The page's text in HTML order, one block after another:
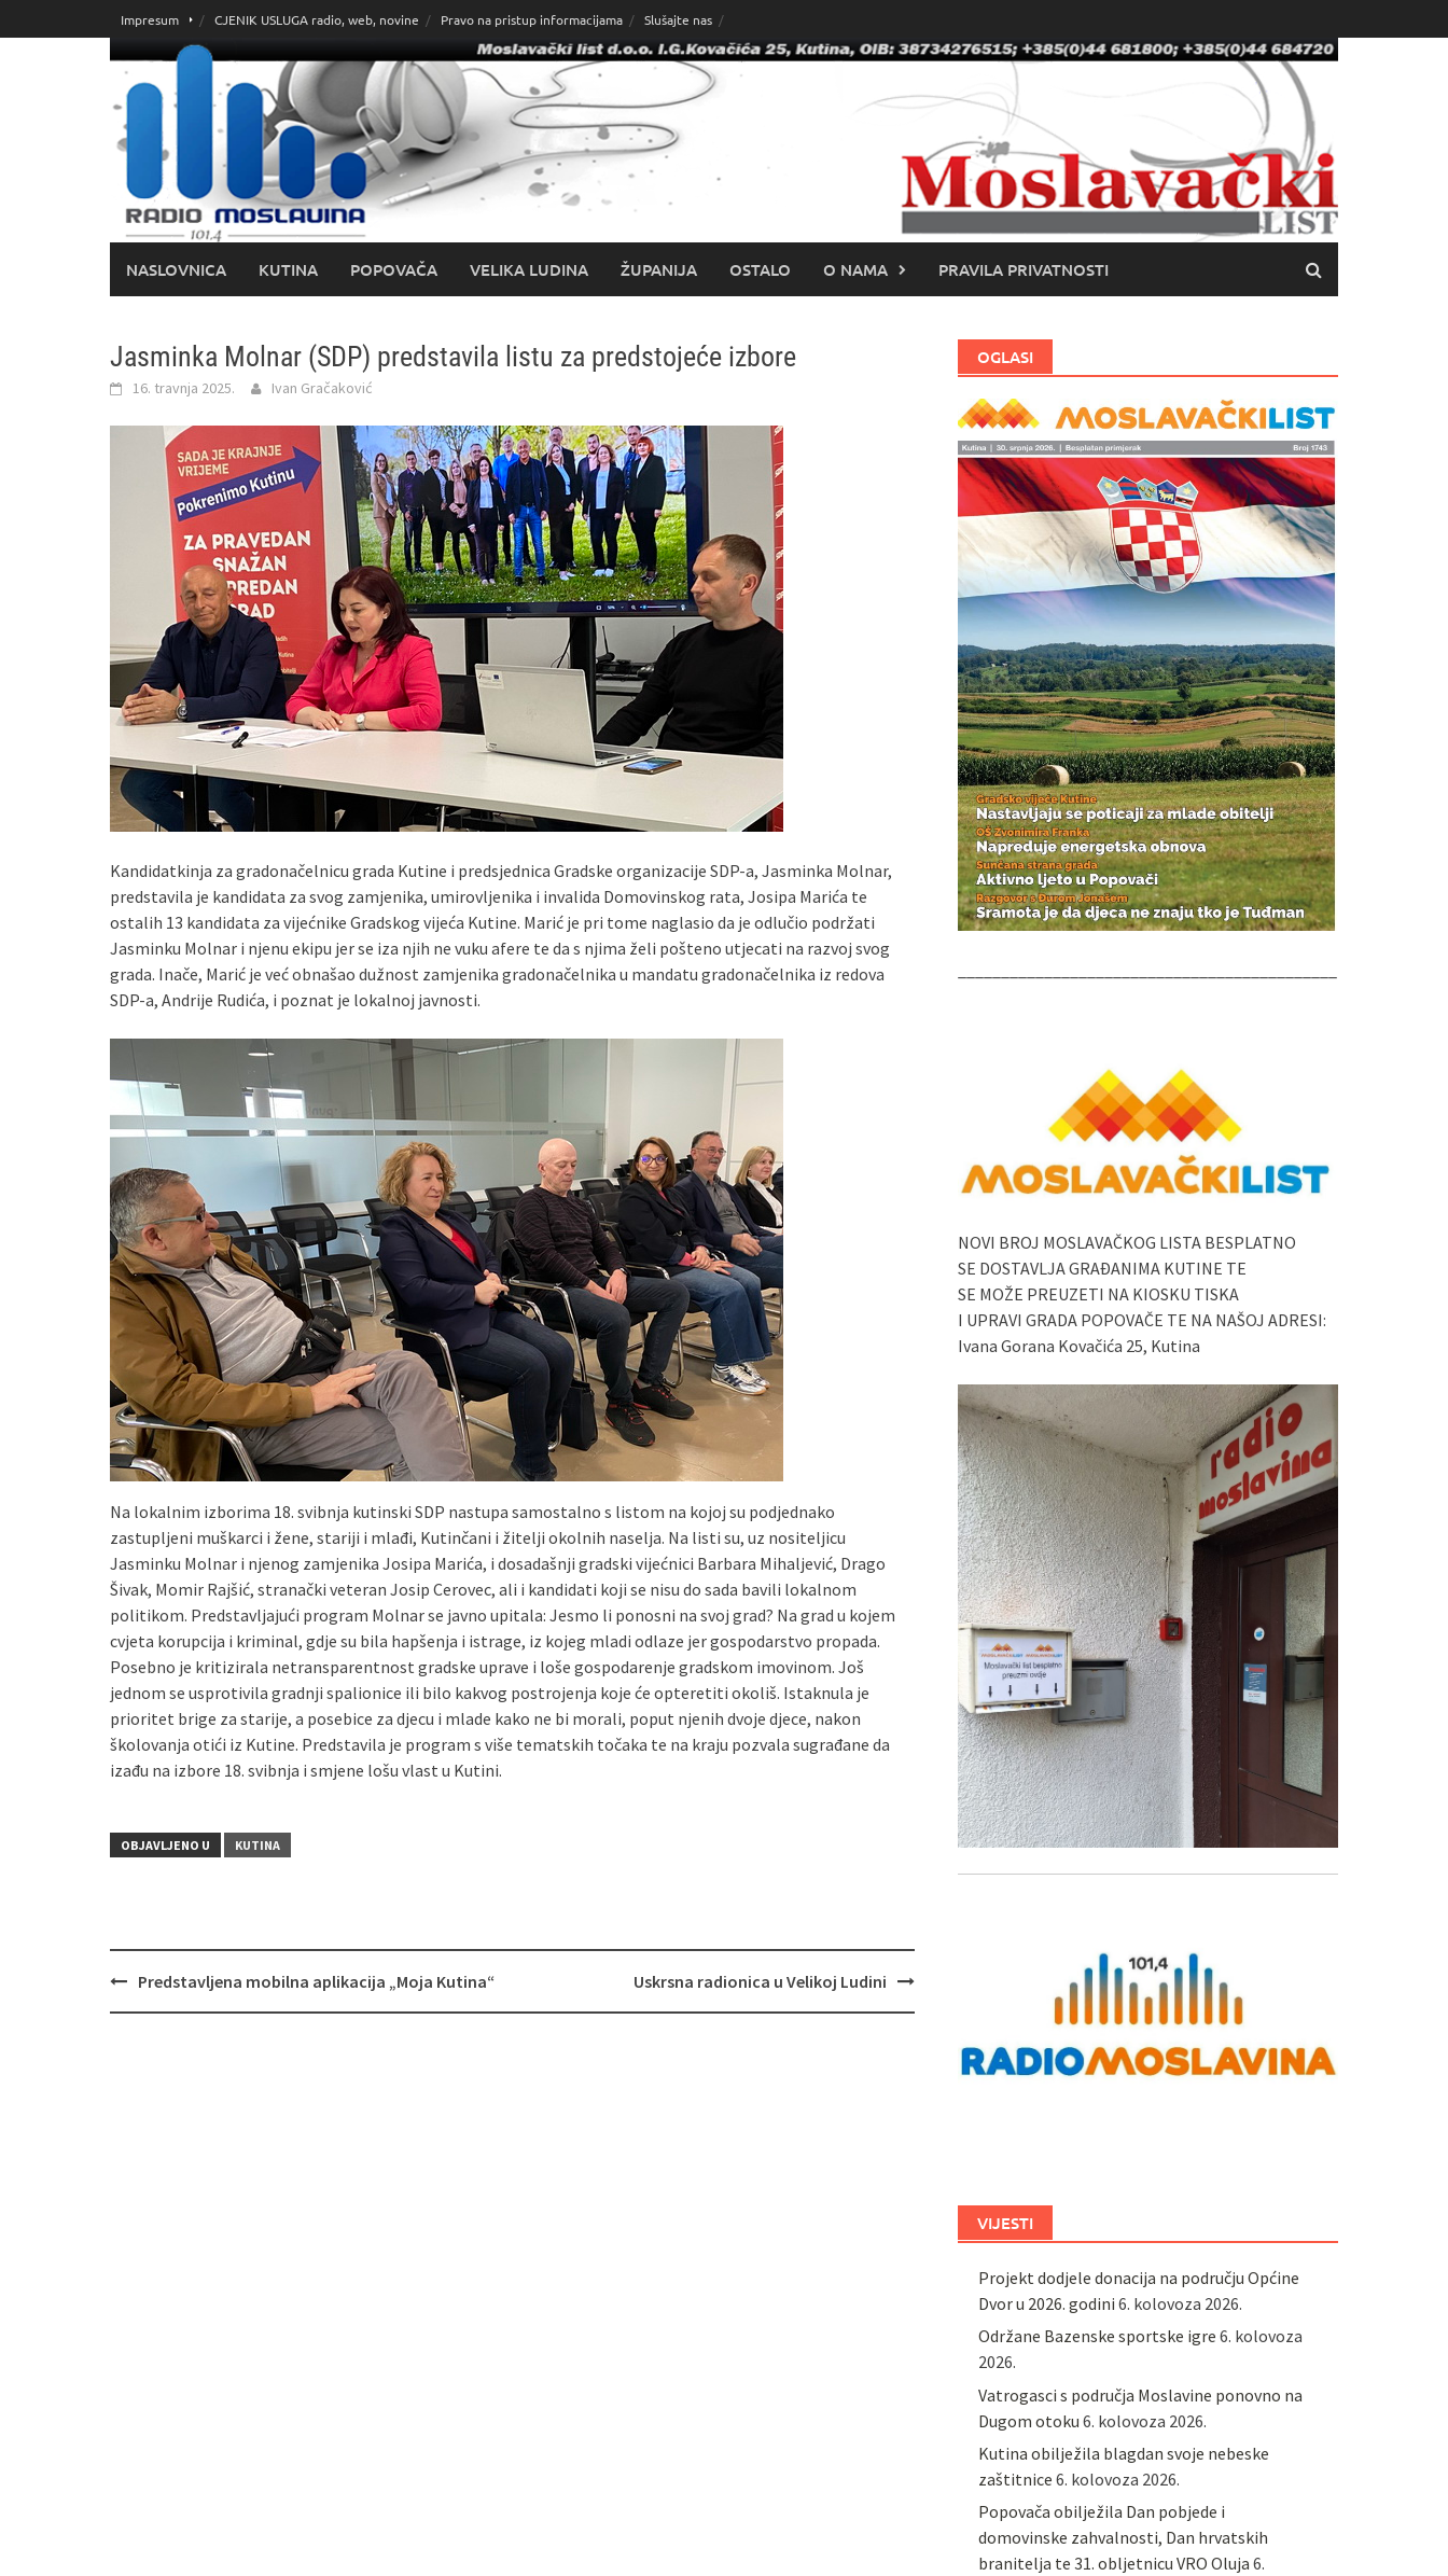
do
Impresum CJENIK USLUGA radio, web, novine Pravo na pristup informacijama Slušajte nas
NASLOVNICA KUTINA POPOVAČA VELIKA LUDINA ŽUPANIJA OSTALO O NAMA PRAVILA PRIVATNOSTI
Jasminka Molnar (SDP) predstavila listu za predstojeće izbore
16. travnja 2025. Ivan Gračaković
Kandidatkinja za gradonačelnicu grada Kutine i predsjednica Gradske organizacije SDP-a, Jasminka Molnar,
predstavila je kandidata za svog zamjenika, umirovljenika i invalida Domovinskog rata, Josipa Marića te
ostalih 13 kandidata za vijećnike Gradskog vijeća Kutine. Marić je pri tome naglasio da je odlučio podržati
Jasminku Molnar i njenu ekipu jer se iza njih ne vuku afere te da s njima želi pošteno utjecati na razvoj svog
grada. Inače, Marić je već obnašao dužnost zamjenika gradonačelnika u mandatu gradonačelnika iz redova
SDP-a, Andrije Rudića, i poznat je lokalnoj javnosti.
Na lokalnim izborima 18. svibnja kutinski SDP nastupa samostalno s listom na kojoj su podjednako
zastupljeni muškarci i žene, stariji i mlađi, Kutinčani i žitelji okolnih naselja. Na listi su, uz nositeljicu
Jasminku Molnar i njenog zamjenika Josipa Marića, i dosadašnji gradski vijećnici Barbara Mihaljević, Drago
Šivak, Momir Rajšić, stranački veteran Josip Cerovec, ali i kandidati koji se nisu do sada bavili lokalnom
politikom. Predstavljajući program Molnar se javno upitala: Jesmo li ponosni na svoj grad? Na grad u kojem
cvjeta korupcija i kriminal, gdje su bila hapšenja i istrage, iz kojeg mladi odlaze jer gospodarstvo propada.
Posebno je kritizirala netransparentnost gradske uprave i loše gospodarenje gradskom imovinom. Još
jednom se usprotivila gradnji spalionice ili bilo kakvog postrojenja koje će opteretiti okoliš. Istaknula je
prioritet brige za starije, a posebice za djecu i mlade kako ne bi morali, poput njenih dvoje djece, nakon
školovanja otići iz Kutine. Predstavila je program s više tematskih točaka te na kraju pozvala sugrađane da
izađu na izbore 18. svibnja i smjene lošu vlast u Kutini.
OBJAVLJENO U KUTINA
Predstavljena mobilna aplikacija „Moja Kutina“ Uskrsna radionica u Velikoj Ludini
OGLASI
NOVI BROJ MOSLAVAČKOG LISTA BESPLATNO
SE DOSTAVLJA GRAĐANIMA KUTINE TE
SE MOŽE PREUZETI NA KIOSKU TISKA
I UPRAVI GRADA POPOVAČE TE NA NAŠOJ ADRESI:
Ivana Gorana Kovačića 25, Kutina
VIJESTI
Projekt dodjele donacija na području Općine
Dvor u 2026. godini 6. kolovoza 2026.
Održane Bazenske sportske igre 6. kolovoza
2026.
Vatrogasci s područja Moslavine ponovno na
Dugom otoku 6. kolovoza 2026.
Kutina obilježila blagdan svoje nebeske
zaštitnice 6. kolovoza 2026.
Popovača obilježila Dan pobjede i
domovinske zahvalnosti, Dan hrvatskih
branitelja te 31. obljetnicu VRO Oluja 6.